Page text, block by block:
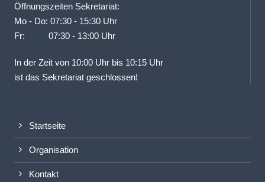
Öffnungszeiten Sekretariat:
Mo - Do: 07:30 - 15:30 Uhr
Fr: 07:30 - 13:00 Uhr
In der Zeit von 10:00 Uhr bis 10:15 Uhr
ist das Sekretariat geschlossen!
Startseite
Organisation
Kontakt